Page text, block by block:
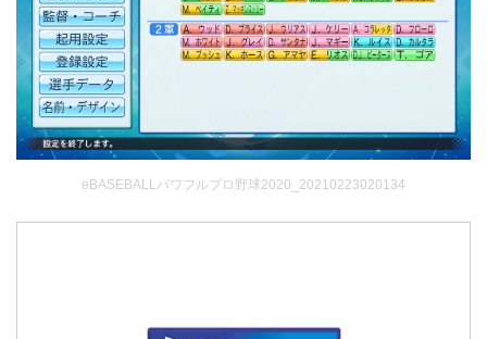
eBASEBALLパワフルプロ野球2020_20210223020134